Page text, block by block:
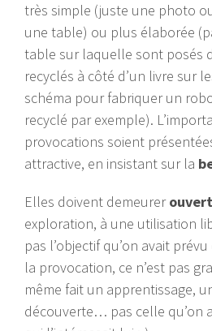
très simple (juste une photo
une table) ou plus élaborée
table sur laquelle sont posés
recyclés à côté d’un livre sur
schéma pour fabriquer un
recyclé par exemple).
provocations soient
attractive, en insistant sur la
Elles doivent demeurer
exploration, à une utilisation
pas l’objectif qu’on avait
la provocation, ce n’est pas
même fait un apprentissage,
découverte… pas celle qu’on